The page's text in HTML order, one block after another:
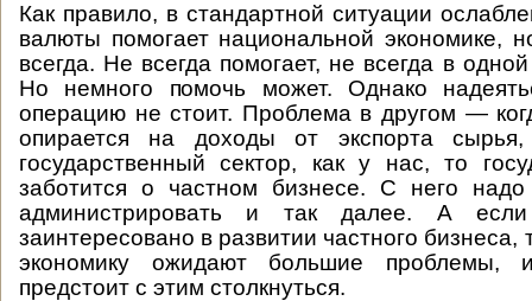
Как правило, в стандартной ситуации
валюты помогает национальной экономике,
всегда. Не всегда помогает, не всегда в
Но немного помочь может. Однако
операцию не стоит. Проблема в другом —
опирается на доходы от экспорта сырья,
государственный сектор, как у нас, то
заботится о частном бизнесе. С него надо
администрировать и так далее. А если
заинтересовано в развитии частного бизнеса,
экономику ожидают большие
предстоит с этим столкнуться.